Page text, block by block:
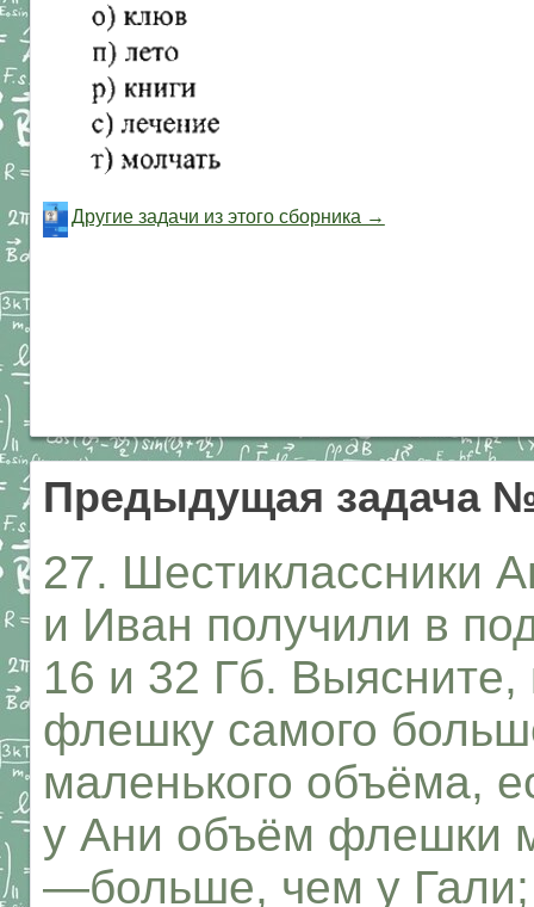
Другие задачи из этого сборника →
Предыдущая задача
27. Шестиклассники
и Иван получили в
16 и 32 Гб. Выясните,
флешку самого
маленького объёма,
у Ани объём флешки
—больше, чем у